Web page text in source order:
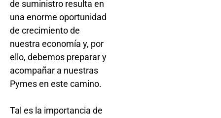
de suministro resulta en
una enorme oportunidad
de crecimiento de
nuestra economía y, por
ello, debemos preparar y
acompañar a nuestras
Pymes en este camino.
Tal es la importancia de